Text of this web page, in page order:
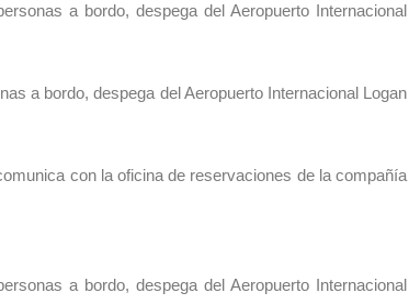
a bordo, despega del Aeropuerto Internacional
a bordo, despega del Aeropuerto Internacional Logan
con la oficina de reservaciones de la compañía
a bordo, despega del Aeropuerto Internacional